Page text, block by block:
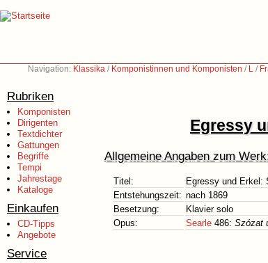
Navigation: Klassika / Komponistinnen und Komponisten / L /
Rubriken
Komponisten
Dirigenten
Textdichter
Gattungen
Begriffe
Tempi
Jahrestage
Kataloge
Einkaufen
CD-Tipps
Angebote
Service
Egressy
Allgemeine Angaben zum
Titel:
Egressy und Erkel:
Entstehungszeit: nach 1869
Besetzung:
Klavier solo
Opus:
Searle 486: Szózat